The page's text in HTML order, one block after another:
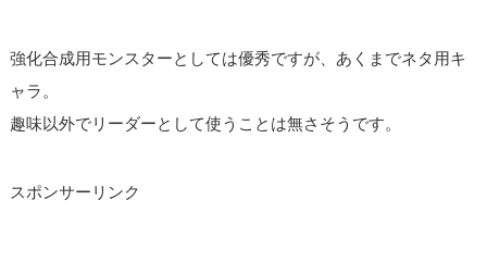
強化合成用モンスターとしては優秀ですが、あくまでネタ用キ
ャラ。
趣味以外でリーダーとして使うことは無さそうです。
スポンサーリンク